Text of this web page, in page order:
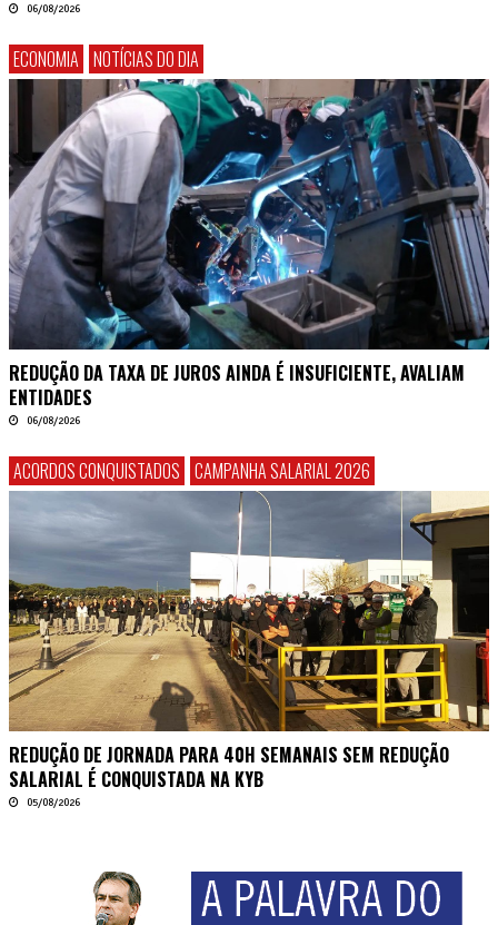
06/08/2026
ECONOMIA NOTÍCIAS DO DIA
REDUÇÃO DA TAXA DE JUROS AINDA É INSUFICIENTE, AVALIAM
ENTIDADES
06/08/2026
ACORDOS CONQUISTADOS CAMPANHA SALARIAL 2026
REDUÇÃO DE JORNADA PARA 40H SEMANAIS SEM REDUÇÃO
SALARIAL É CONQUISTADA NA KYB
05/08/2026